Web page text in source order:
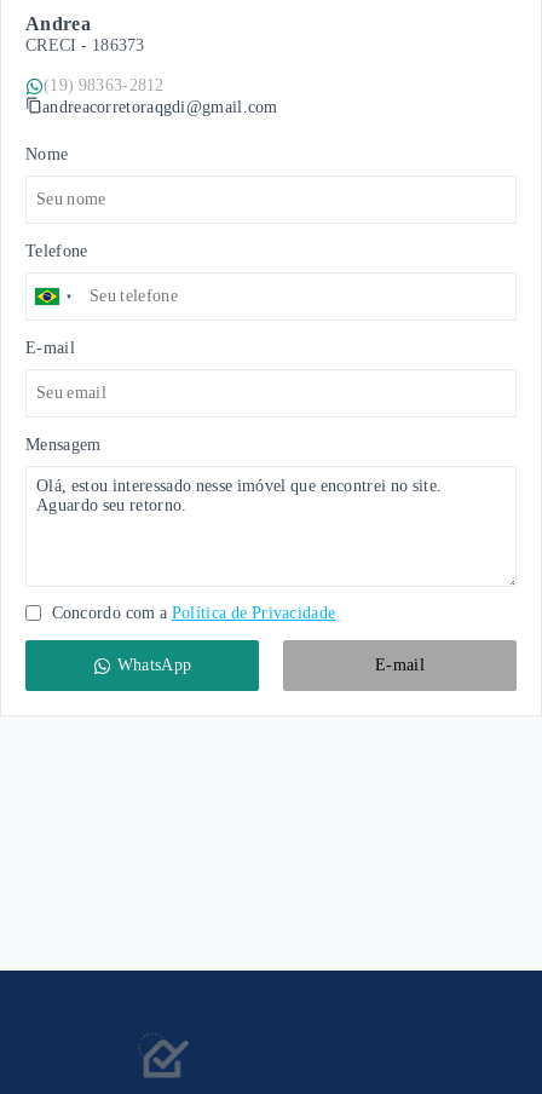
Andrea
CRECI - 186373
(19) 98363-2812
andreacorretoraqgdi@gmail.com
Nome
Telefone
E-mail
Mensagem
Concordo com a Política de Privacidade
WhatsApp E-mail